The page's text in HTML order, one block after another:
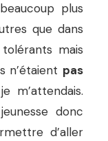
plus
que dans
mais
n’étaient pas
m’attendais.
donc
d’aller